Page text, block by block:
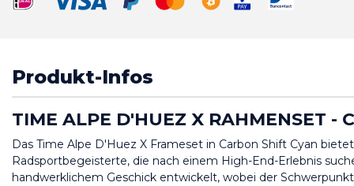
Produkt-Infos
TIME ALPE D'HUEZ X RAHMENSET -
Das Time Alpe D'Huez X Frameset in Carbon Shift Cyan
Radsportbegeisterte, die nach einem High-End-Erlebnis
handwerklichem Geschick entwickelt, wobei der